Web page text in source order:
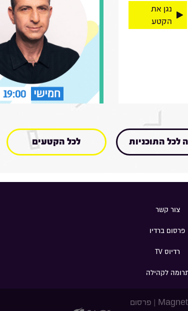
נגן את
הקטע
לכל התוכניות לכל הקטעים
צור קשר
פרסום ברדיו
רדיוס TV
לקהילה
| פרסום